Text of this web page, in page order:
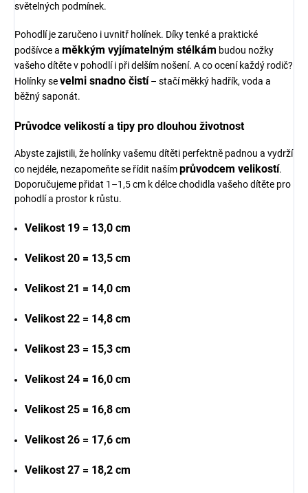
světelných podmínek.
Pohodlí je zaručeno i uvnitř holínek. Díky tenké a praktické
podšívce a měkkým vyjímatelným stélkám budou nožky
vašeho dítěte v pohodlí i při delším nošení. A co ocení každý rodič?
Holínky sevelmi snadno čistí – stačí měkký hadřík, voda a
běžný saponát.
Průvodce velikostí a tipy pro dlouhou životnost
Abyste zajistili, že holínky vašemu dítěti perfektně padnou a vydrží
co nejdéle, nezapomeňte se řídit našímprůvodcem velikostí.
Doporučujeme přidat 1–1,5 cm k délce chodidla vašeho dítěte pro
pohodlí a prostor k růstu.
Velikost 19 = 13,0 cm
Velikost 20 = 13,5 cm
Velikost 21 = 14,0 cm
Velikost 22 = 14,8 cm
Velikost 23 = 15,3 cm
Velikost 24 = 16,0 cm
Velikost 25 = 16,8 cm
Velikost 26 = 17,6 cm
Velikost 27 = 18,2 cm